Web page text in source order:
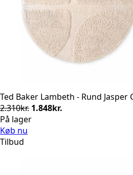
Ted Baker Lambeth - Rund Jasper
2.310kr. Den
oprindelige
1.848kr.
På lager
Køb nu
Tilbud